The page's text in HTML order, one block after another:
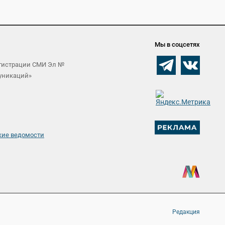
СМИ Эл №
ведомости
Мы в соцсетях
Редакция